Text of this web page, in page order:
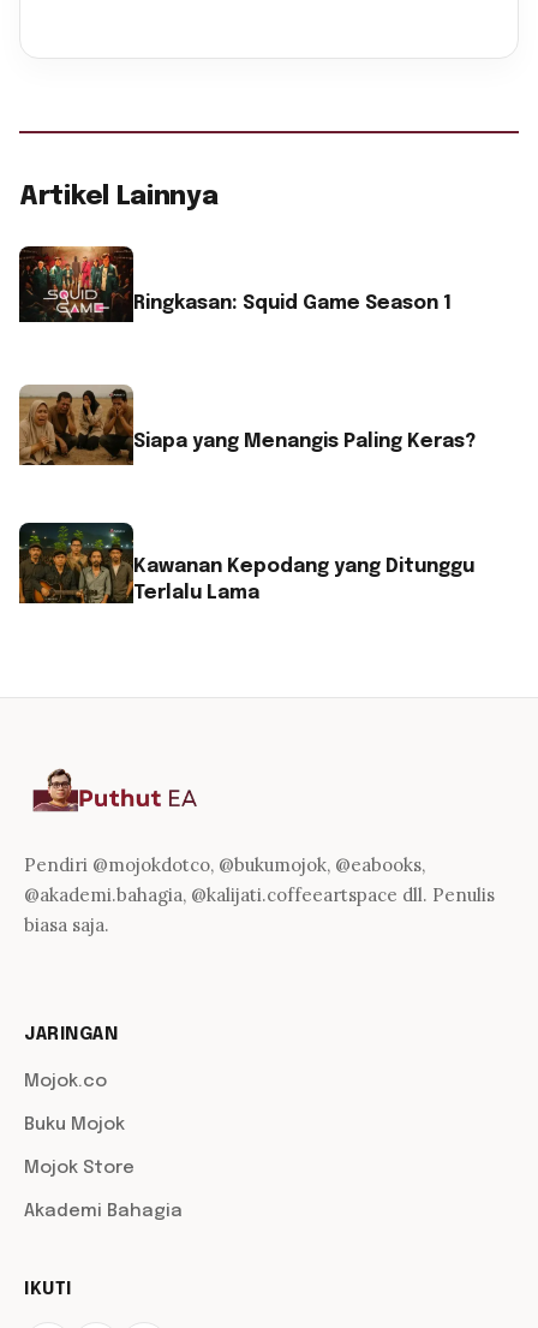
Artikel Lainnya
Ringkasan: Squid Game Season 1
Siapa yang Menangis Paling Keras?
Kawanan Kepodang yang Ditunggu
Terlalu Lama
Pendiri @mojokdotco, @bukumojok, @eabooks,
@akademi.bahagia, @kalijati.coffeeartspace dll. Penulis
biasa saja.
JARINGAN
Mojok.co
Buku Mojok
Mojok Store
Akademi Bahagia
IKUTI